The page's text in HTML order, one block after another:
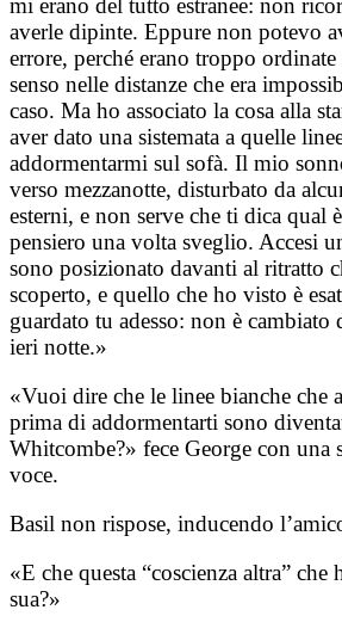
mi erano del tutto estranee: non
averle dipinte. Eppure non potevo
errore, perché erano troppo
senso nelle distanze che era
caso. Ma ho associato la cosa alla
aver dato una sistemata a quelle
addormentarmi sul sofà. Il mio
verso mezzanotte, disturbato da
esterni, e non serve che ti dica qual
pensiero una volta sveglio. Accesi
sono posizionato davanti al ritratto
scoperto, e quello che ho visto è
guardato tu adesso: non è
ieri notte.»
«Vuoi dire che le linee bianche che
prima di addormentarti sono
Whitcombe?» fece George con una
voce.
Basil non rispose, inducendo
«E che questa “coscienza altra” che
sua?»